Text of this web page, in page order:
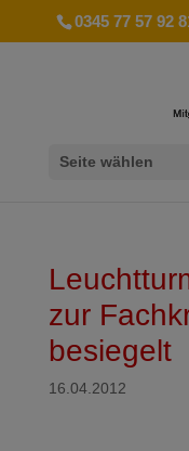
0345 77 57 92
Seite wählen
zur
besiegelt
16.04.2012